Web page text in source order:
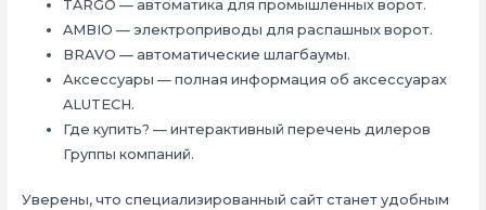
TARGO — автоматика для промышленных ворот.
AMBIO — электроприводы для распашных ворот.
BRAVO — автоматические шлагбаумы.
Аксессуары — полная информация об аксессуарах
ALUTECH.
Где купить? — интерактивный перечень дилеров
Группы компаний.
Уверены, что специализированный сайт станет удобным